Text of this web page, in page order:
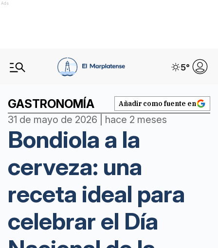
Ads
5°
GASTRONOMÍA Añadir como fuente en
31 de mayo de 2026 | hace 2 meses
Bondiola a la
cerveza: una
receta ideal para
celebrar el Día